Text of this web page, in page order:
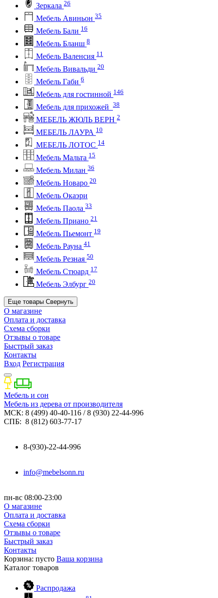
Зеркала 26
Мебель Авиньон 35
Мебель Бали 16
Мебель Бланш 8
Мебель Валенсия 11
Мебель Вивальди 20
Мебель Габи 6
Мебель для гостинной 146
Мебель для прихожей 38
МЕБЕЛЬ ЖЮЛЬ ВЕРН 2
МЕБЕЛЬ ЛАУРА 10
МЕБЕЛЬ ЛОТОС 14
Мебель Мальта 15
Мебель Милан 36
Мебель Новаро 20
Мебель Окаэри
Мебель Паола 33
Мебель Приано 21
Мебель Пьемонт 19
Мебель Рауна 41
Мебель Резная 50
Мебель Стюард 17
Мебель Элбург 20
Еще товары Свернуть
О магазине
Оплата и доставка
Схема сборки
Отзывы о товаре
Быстрый заказ
Контакты
Вход Регистрация
Мебель и сон
Мебель из дерева от производителя
МСК: 8 (499) 40-40-116 / 8 (930) 22-44-996
СПБ: 8 (812) 603-77-17
8-(930)-22-44-996
info@mebelsonn.ru
пн-вс 08:00-23:00
О магазине
Оплата и доставка
Схема сборки
Отзывы о товаре
Быстрый заказ
Контакты
Корзина: пусто Ваша корзина
Каталог товаров
Распродажа